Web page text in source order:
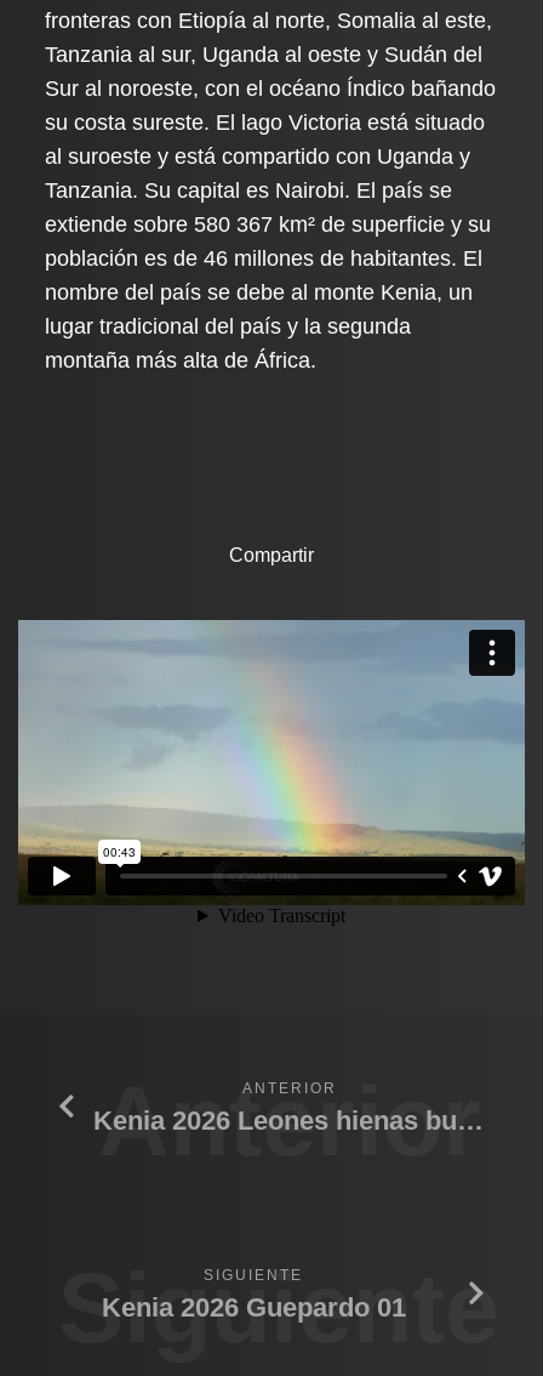
fronteras con Etiopía al norte, Somalia al este,
Tanzania al sur, Uganda al oeste y Sudán del
Sur al noroeste, con el océano Índico bañando
su costa sureste. El lago Victoria está situado
al suroeste y está compartido con Uganda y
Tanzania. Su capital es Nairobi. El país se
extiende sobre 580 367 km² de superficie y su
población es de 46 millones de habitantes. El
nombre del país se debe al monte Kenia, un
lugar tradicional del país y la segunda
montaña más alta de África.
Compartir
Anterior
ANTERIOR
Kenia 2026 Leones hienas bufalo
Siguiente
SIGUIENTE
Kenia 2026 Guepardo 01